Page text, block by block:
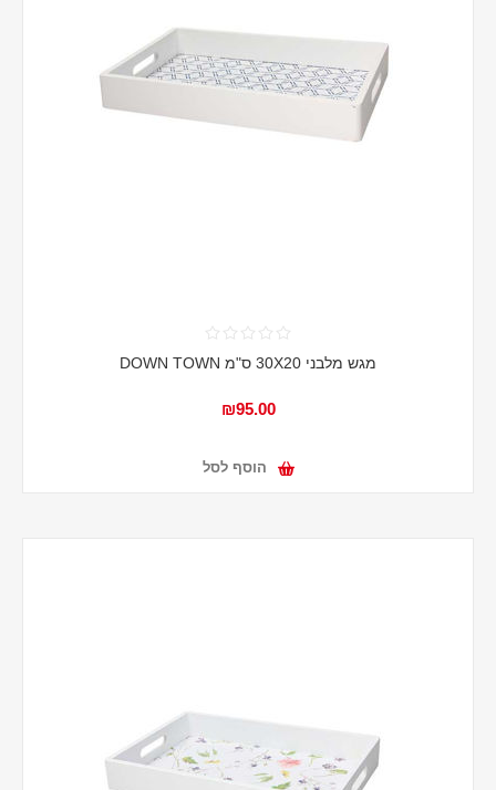
מגש מלבני 30X20 ס"מ DOWN TOWN
₪95.00
הוסף לסל